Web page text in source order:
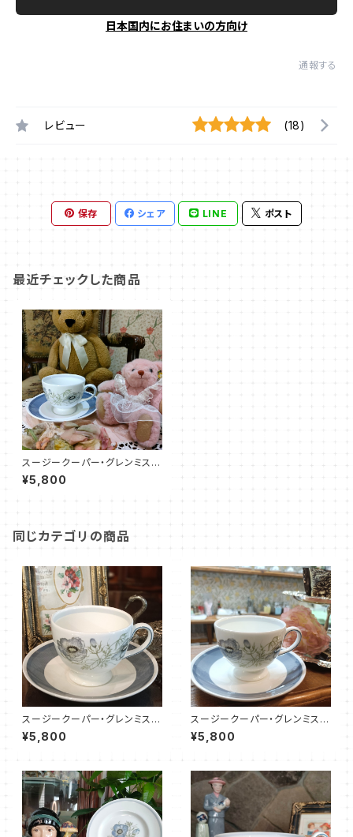
日本国内にお住まいの方向け
通報する
レビュー (18)
保存 シェア LINE ポスト
最近チェックした商品
スージークーパー・グレンミス
ト・カップ＆ソーサー（SCGM00
46）
¥5,800
同じカテゴリの商品
スージークーパー・グレンミス
ト・カップ＆ソーサー（SCGM01
00）
¥5,800
スージークーパー・グレンミス
ト・カップ＆ソーサー（SCGM01
01）
¥5,800